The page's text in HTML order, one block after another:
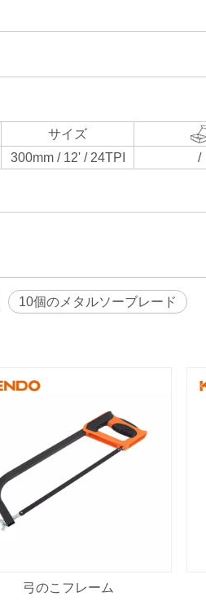
サイズ
300mm / 12' / 24TPI /
10個のメタルソーブレード
弓のこフレーム